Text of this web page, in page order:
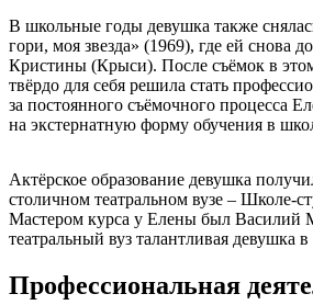
В школьные годы девушка также
гори, моя звезда» (1969), где ей снова
Кристины (Крыси). После съёмок в
твёрдо для себя решила стать
за постоянного съёмочного процесса
на экстернатную форму обучения в
Актёрское образование девушка
столичном театральном вузе – Школе-
Мастером курса у Елены был Василий
театральный вуз талантливая девушка в
Профессиональная